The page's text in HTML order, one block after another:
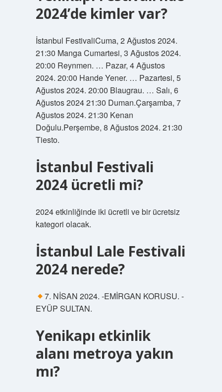
2024’de kimler var?
İstanbul FestivaliCuma, 2 Ağustos 2024.
21:30 Manga Cumartesi, 3 Ağustos 2024.
20:00 Reynmen. … Pazar, 4 Ağustos
2024. 20:00 Hande Yener. … Pazartesi, 5
Ağustos 2024. 20:00 Blaugrau. … Salı, 6
Ağustos 2024 21:30 Duman.Çarşamba, 7
Ağustos 2024. 21:30 Kenan
Doğulu.Perşembe, 8 Ağustos 2024. 21:30
Tiesto.
İstanbul Festivali
2024 ücretli mi?
2024 etkinliğinde iki ücretli ve bir ücretsiz
kategori olacak.
İstanbul Lale Festivali
2024 nerede?
7. NİSAN 2024. -EMİRGAN KORUSU. -
EYÜP SULTAN.
Yenikapı etkinlik
alanı metroya yakın
mı?